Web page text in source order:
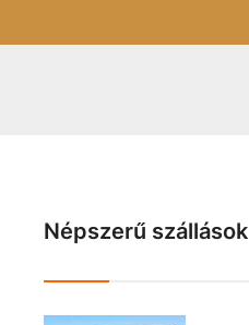
Népszerű szállások